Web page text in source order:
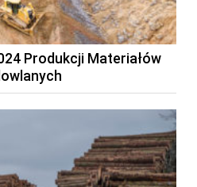
Produkcji Materiałów